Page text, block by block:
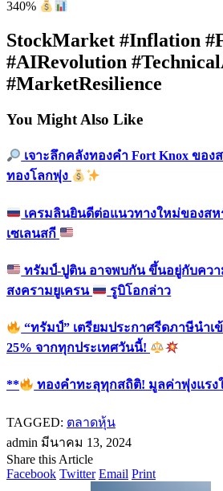
340%
StockMarket #Inflation
#AIRevolution
#MarketResilience
You Might Also Like
เจาะลึกคลังทองคำ Fort Knox ของ
ทองโลกพุ่ง
เครมลินยินดีต่อแนวทางใหม่ของส
เซเลนสกี
ทรัมป์-ปูติน อาจพบกัน ขึ้นอยู่กับคว
สงครามยูเครน
รูบิโอกล่าว
“ทรัมป์” เตรียมประกาศรีดภาษีนำเ
25% จากทุกประเทศวันนี้!
** ทองคำทะลุทุกสถิติ! มูลค่าพุ่งแรง
TAGGED: ตลาดหุ้น
admin มีนาคม 13, 2024
Share this Article
Facebook Twitter Email Print